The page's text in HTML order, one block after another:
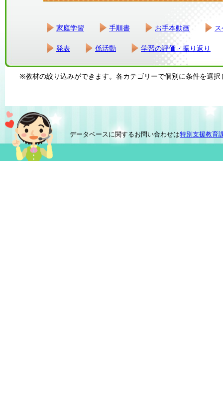
家庭学習 手順書 お手本動画
発表 係活動 学習の評価・振り返り
※教材の絞り込みができます。各カテゴリーで個別に条件を選択
データベースに関するお問い合わせは特別支援教育